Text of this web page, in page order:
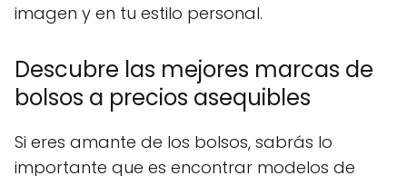
imagen y en tu estilo personal.
Descubre las mejores marcas de
bolsos a precios asequibles
Si eres amante de los bolsos, sabrás lo
importante que es encontrar modelos de